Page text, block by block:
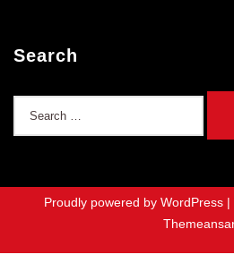
Search
Proudly powered by WordPress |
Themeansar